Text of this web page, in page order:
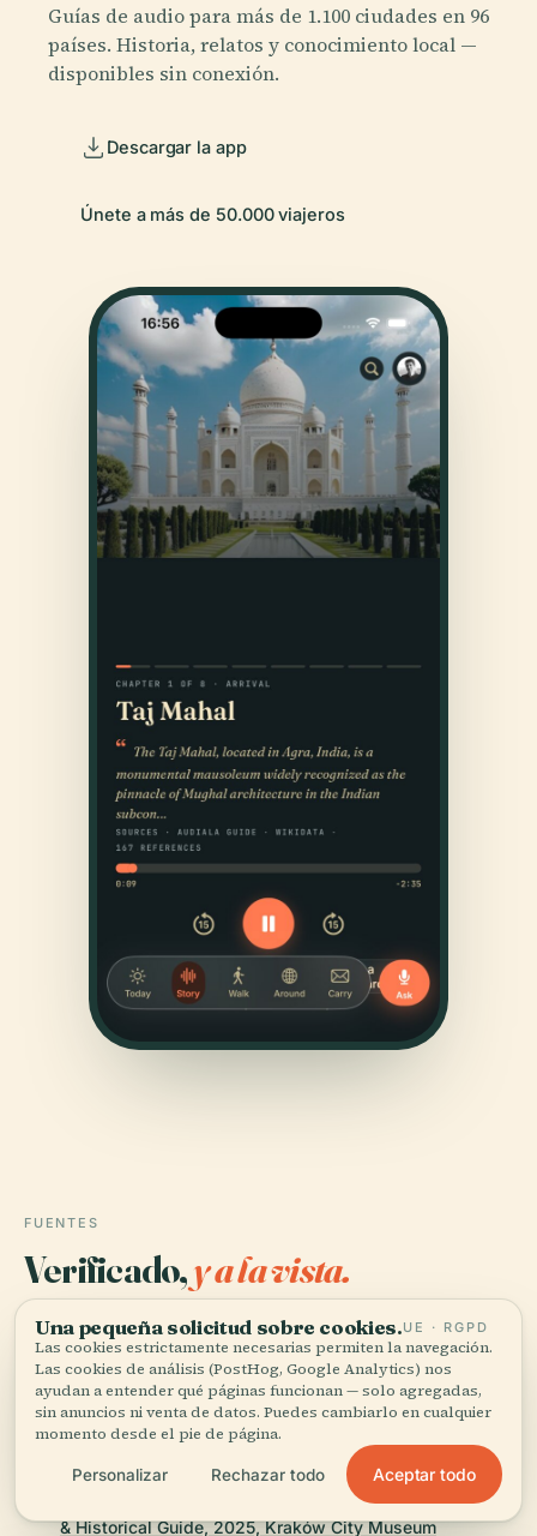
Guías de audio para más de 1.100 ciudades en 96
países. Historia, relatos y conocimiento local —
disponibles sin conexión.
Descargar la app
Únete a más de 50.000 viajeros
FUENTES
Verificado,y a la vista.
Investigado y redactado por el equipo editorial de
Audiala a partir de registros históricos, archivos
arquitectónicos y conocimiento local.
Última revisión: April 2026
Krzysztofory Palace in Kraków: Visiting Hours, Tickets
& Historical Guide, 2025, Kraków City Museum
Una pequeña solicitud sobre cookies.UE · RGPD
Las cookies estrictamente necesarias permiten la navegación.
Las cookies de análisis (PostHog, Google Analytics) nos
ayudan a entender qué páginas funcionan — solo agregadas,
sin anuncios ni venta de datos. Puedes cambiarlo en cualquier
momento desde el pie de página.
Personalizar Rechazar todo Aceptar todo